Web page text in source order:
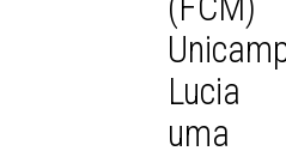
Lucia
uma